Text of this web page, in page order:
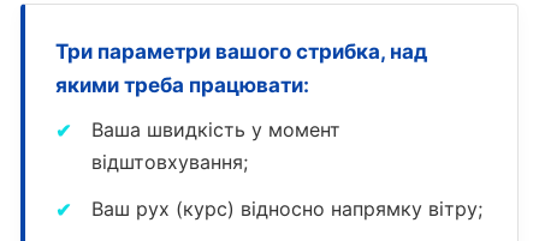
Три параметри вашого стрибка, над
якими треба працювати:
Ваша швидкість у момент
відштовхування;
Ваш рух (курс) відносно напрямку вітру;